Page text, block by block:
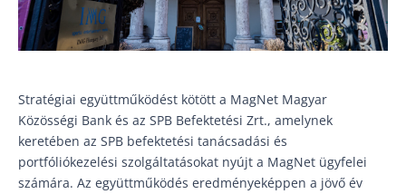
Stratégiai együttműködést kötött a MagNet Magyar
Közösségi Bank és az SPB Befektetési Zrt., amelynek
keretében az SPB befektetési tanácsadási és
portfóliókezelési szolgáltatásokat nyújt a MagNet ügyfelei
számára. Az együttműködés eredményeképpen a jövő év